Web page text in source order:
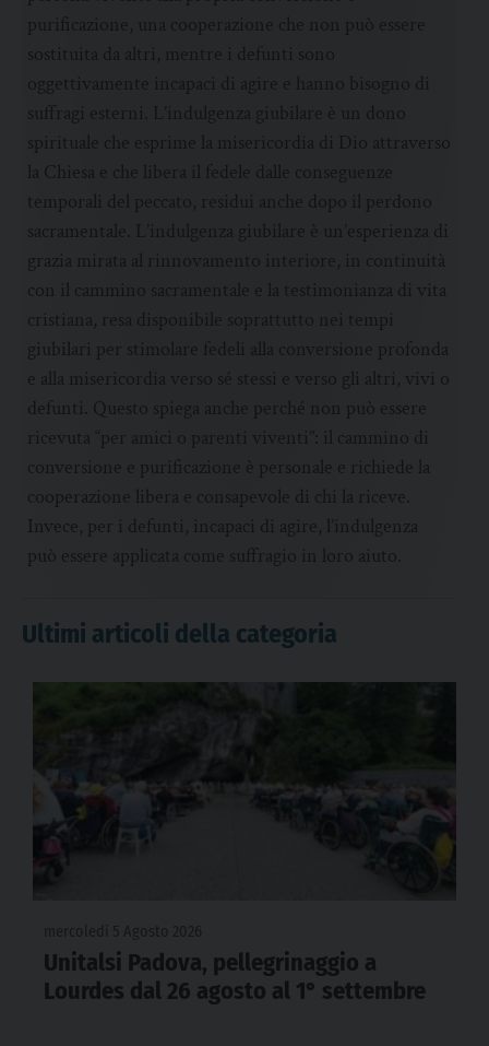
spirituale che esprime la misericordia di Dio attraverso
la Chiesa e che libera il fedele dalle conseguenze
temporali del peccato, residui anche dopo il perdono
sacramentale. L’indulgenza giubilare è un’esperienza di
grazia mirata al rinnovamento interiore, in continuità
con il cammino sacramentale e la testimonianza di vita
cristiana, resa disponibile soprattutto nei tempi
giubilari per stimolare fedeli alla conversione profonda
e alla misericordia verso sé stessi e verso gli altri, vivi o
defunti. Questo spiega anche perché non può essere
ricevuta “per amici o parenti viventi”: il cammino di
conversione e purificazione è personale e richiede la
cooperazione libera e consapevole di chi la riceve.
Invece, per i defunti, incapaci di agire, l’indulgenza
può essere applicata come suffragio in loro aiuto.
Ultimi articoli della categoria
Unitalsi Padova, pellegrinaggio a
Lourdes dal 26 agosto al 1° settembre